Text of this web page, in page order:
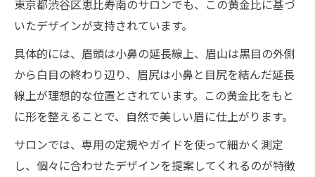
東京都渋谷区恵比寿南のサロンでも、この黄金比に基づ
いたデザインが支持されています。
具体的には、眉頭は小鼻の延長線上、眉山は黒目の外側
から白目の終わり辺り、眉尻は小鼻と目尻を結んだ延長
線上が理想的な位置とされています。この黄金比をもと
に形を整えることで、自然で美しい眉に仕上がります。
サロンでは、専用の定規やガイドを使って細かく測定
し、個々に合わせたデザインを提案してくれるのが特徴